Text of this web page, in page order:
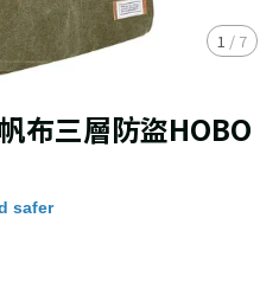
1 / 7
布三層防盜HOBO
safer